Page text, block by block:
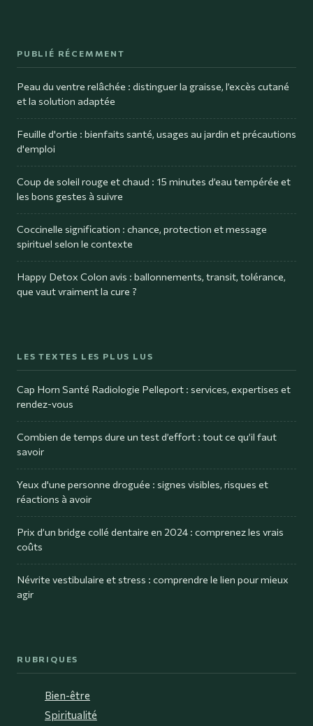
PUBLIÉ RÉCEMMENT
Peau du ventre relâchée : distinguer la graisse, l’excès cutané
et la solution adaptée
Feuille d'ortie : bienfaits santé, usages au jardin et précautions
d'emploi
Coup de soleil rouge et chaud : 15 minutes d’eau tempérée et
les bons gestes à suivre
Coccinelle signification : chance, protection et message
spirituel selon le contexte
Happy Detox Colon avis : ballonnements, transit, tolérance,
que vaut vraiment la cure ?
LES TEXTES LES PLUS LUS
Cap Horn Santé Radiologie Pelleport : services, expertises et
rendez-vous
Combien de temps dure un test d’effort : tout ce qu’il faut
savoir
Yeux d'une personne droguée : signes visibles, risques et
réactions à avoir
Prix d’un bridge collé dentaire en 2024 : comprenez les vrais
coûts
Névrite vestibulaire et stress : comprendre le lien pour mieux
agir
RUBRIQUES
Bien-être
Spiritualité